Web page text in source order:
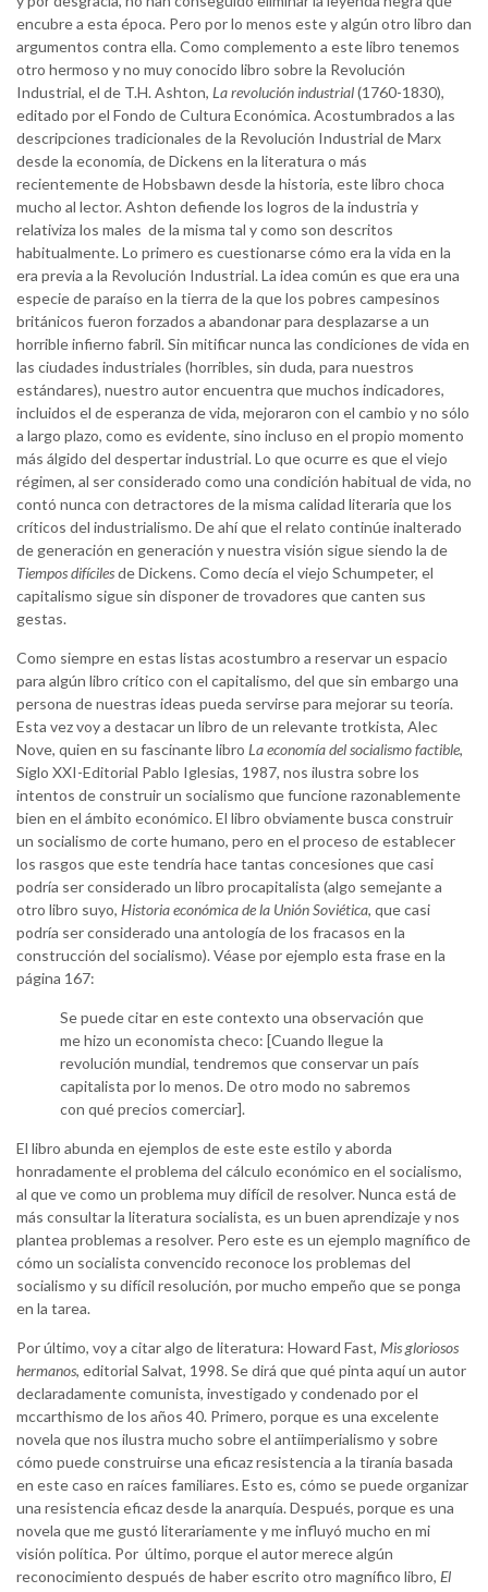
encubre a esta época. Pero por lo menos este y algún otro libro dan
argumentos contra ella. Como complemento a este libro tenemos
otro hermoso y no muy conocido libro sobre la Revolución
Industrial, el de T.H. Ashton, La revolución industrial(1760-1830),
editado por el Fondo de Cultura Económica. Acostumbrados a las
descripciones tradicionales de la Revolución Industrial de Marx
desde la economía, de Dickens en la literatura o más
recientemente de Hobsbawn desde la historia, este libro choca
mucho al lector. Ashton defiende los logros de la industria y
relativiza los males de la misma tal y como son descritos
habitualmente. Lo primero es cuestionarse cómo era la vida en la
era previa a la Revolución Industrial. La idea común es que era una
especie de paraíso en la tierra de la que los pobres campesinos
británicos fueron forzados a abandonar para desplazarse a un
horrible infierno fabril. Sin mitificar nunca las condiciones de vida en
las ciudades industriales (horribles, sin duda, para nuestros
estándares), nuestro autor encuentra que muchos indicadores,
incluidos el de esperanza de vida, mejoraron con el cambio y no sólo
a largo plazo, como es evidente, sino incluso en el propio momento
más álgido del despertar industrial. Lo que ocurre es que el viejo
régimen, al ser considerado como una condición habitual de vida, no
contó nunca con detractores de la misma calidad literaria que los
críticos del industrialismo. De ahí que el relato continúe inalterado
de generación en generación y nuestra visión sigue siendo la de
Tiempos difícilesde Dickens. Como decía el viejo Schumpeter, el
capitalismo sigue sin disponer de trovadores que canten sus
gestas.
Como siempre en estas listas acostumbro a reservar un espacio
para algún libro crítico con el capitalismo, del que sin embargo una
persona de nuestras ideas pueda servirse para mejorar su teoría.
Esta vez voy a destacar un libro de un relevante trotkista, Alec
Nove, quien en su fascinante libro La economía del socialismo factible,
Siglo XXI-Editorial Pablo Iglesias, 1987, nos ilustra sobre los
intentos de construir un socialismo que funcione razonablemente
bien en el ámbito económico. El libro obviamente busca construir
un socialismo de corte humano, pero en el proceso de establecer
los rasgos que este tendría hace tantas concesiones que casi
podría ser considerado un libro procapitalista (algo semejante a
otro libro suyo, Historia económica de la Unión Soviética, que casi
podría ser considerado una antología de los fracasos en la
construcción del socialismo). Véase por ejemplo esta frase en la
página 167:
Se puede citar en este contexto una observación que
me hizo un economista checo: [Cuando llegue la
revolución mundial, tendremos que conservar un país
capitalista por lo menos. De otro modo no sabremos
con qué precios comerciar].
El libro abunda en ejemplos de este este estilo y aborda
honradamente el problema del cálculo económico en el socialismo,
al que ve como un problema muy difícil de resolver. Nunca está de
más consultar la literatura socialista, es un buen aprendizaje y nos
plantea problemas a resolver. Pero este es un ejemplo magnífico de
cómo un socialista convencido reconoce los problemas del
socialismo y su difícil resolución, por mucho empeño que se ponga
en la tarea.
Por último, voy a citar algo de literatura: Howard Fast, Mis gloriosos
hermanos, editorial Salvat, 1998. Se dirá que qué pinta aquí un autor
declaradamente comunista, investigado y condenado por el
mccarthismo de los años 40. Primero, porque es una excelente
novela que nos ilustra mucho sobre el antiimperialismo y sobre
cómo puede construirse una eficaz resistencia a la tiranía basada
en este caso en raíces familiares. Esto es, cómo se puede organizar
una resistencia eficaz desde la anarquía. Después, porque es una
novela que me gustó literariamente y me influyó mucho en mi
visión política. Por último, porque el autor merece algún
reconocimiento después de haber escrito otro magnífico libro, El